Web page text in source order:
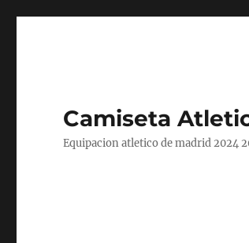
Camiseta
Equipacion atletico de madrid 2024